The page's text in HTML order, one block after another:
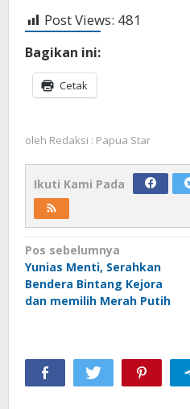
Post Views: 481
Bagikan ini:
Cetak
oleh Redaksi : Papua Star
Ikuti Kami Pada
Navigasi
pos
Pos sebelumnya
Yunias Menti, Serahkan
Bendera Bintang Kejora
dan memilih Merah Putih